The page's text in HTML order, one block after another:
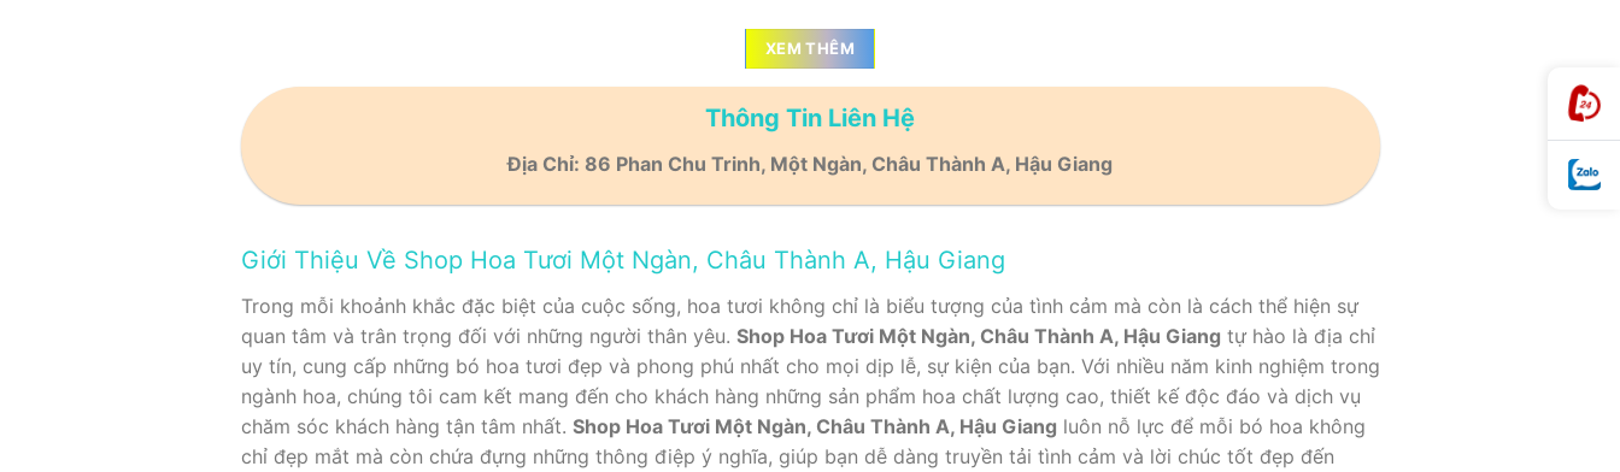
XEM THÊM
Thông Tin Liên Hệ
Địa Chỉ: 86 Phan Chu Trinh, Một Ngàn, Châu Thành A, Hậu Giang
Giới Thiệu Về Shop Hoa Tươi Một Ngàn, Châu Thành A, Hậu Giang
Trong mỗi khoảnh khắc đặc biệt của cuộc sống, hoa tươi không chỉ là biểu tượng của tình cảm mà còn là cách thể hiện sự
quan tâm và trân trọng đối với những người thân yêu. Shop Hoa Tươi Một Ngàn, Châu Thành A, Hậu Giang tự hào là địa chỉ
uy tín, cung cấp những bó hoa tươi đẹp và phong phú nhất cho mọi dịp lễ, sự kiện của bạn. Với nhiều năm kinh nghiệm trong
ngành hoa, chúng tôi cam kết mang đến cho khách hàng những sản phẩm hoa chất lượng cao, thiết kế độc đáo và dịch vụ
chăm sóc khách hàng tận tâm nhất. Shop Hoa Tươi Một Ngàn, Châu Thành A, Hậu Giang luôn nỗ lực để mỗi bó hoa không
chỉ đẹp mắt mà còn chứa đựng những thông điệp ý nghĩa, giúp bạn dễ dàng truyền tải tình cảm và lời chúc tốt đẹp đến